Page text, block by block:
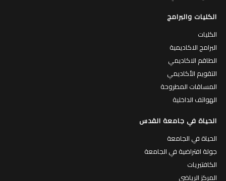
الكليات والبرامج
الكليات
البرامج الاكاديمية
الطاقم الاكاديمي
التقويم الأكاديمي
المساقات المطروحة
الهواتف الداخلية
الحياة في جامعة القدس
الحياة في الجامعة
جولة افتراضية في الجامعة
الكافتيريات
المركز الرياضي